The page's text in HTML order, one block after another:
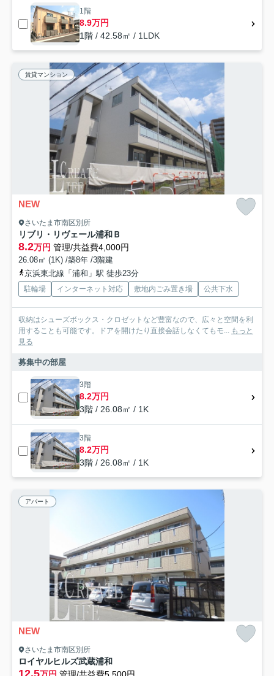
1階
8.9万円
1階 / 42.58㎡ / 1LDK
賃貸マンション
NEW
さいたま市南区別所
リブリ・リヴェール浦和Ｂ
8.2万円 管理/共益費4,000円
26.08㎡ (1K) /築8年 /3階建
京浜東北線「浦和」駅 徒歩23分
駐輪場 インターネット対応 敷地内ごみ置き場 公共下水
収納はシューズボックス・クロゼットなど豊富なので、広々と空間を利
用することも可能です。ドアを開けたり直接会話しなくてもモ... もっと
見る
募集中の部屋
3階
8.2万円
3階 / 26.08㎡ / 1K
3階
8.2万円
3階 / 26.08㎡ / 1K
アパート
NEW
さいたま市南区別所
ロイヤルヒルズ武蔵浦和